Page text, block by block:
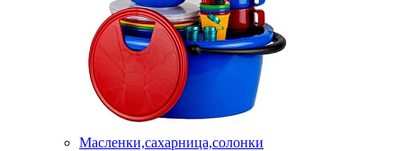
Масленки,сахарница,солонки